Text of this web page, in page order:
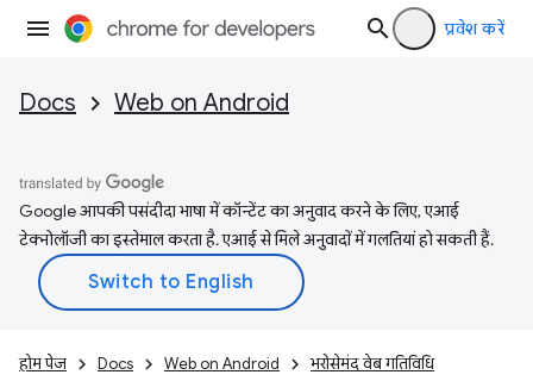
प्रवेश करें
Docs Web on Android
Google आपकी पसंदीदा भाषा में कॉन्टेंट का अनुवाद करने के लिए, एआई
टेक्नोलॉजी का इस्तेमाल करता है. एआई से मिले अनुवादों में गलतियां हो सकती हैं.
होम पेज Docs Web on Android भरोसेमंद वेब गतिविधि